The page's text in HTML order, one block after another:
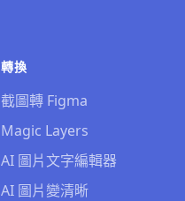
轉換
截圖轉 Figma
Magic Layers
AI 圖片文字編輯器
AI 圖片變清晰